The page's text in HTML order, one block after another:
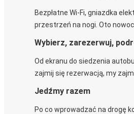
Bezpłatne Wi-Fi, gniazdka
przestrzeń na nogi. Oto
Wybierz, zarezerwuj,
Od ekranu do siedzenia
zajmij się rezerwacją, my
Jedźmy razem
Po co wprowadzać na drogę